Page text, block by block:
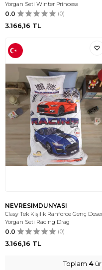
Yorgan Seti Winter Princess
0.0 (0)
3.166,16 TL
NEVRESIMDUNYASI
Clasy Tek Kişilik Ranforce Genç
Yorgan Seti Racing Drag
0.0 (0)
3.166,16 TL
Toplam 4